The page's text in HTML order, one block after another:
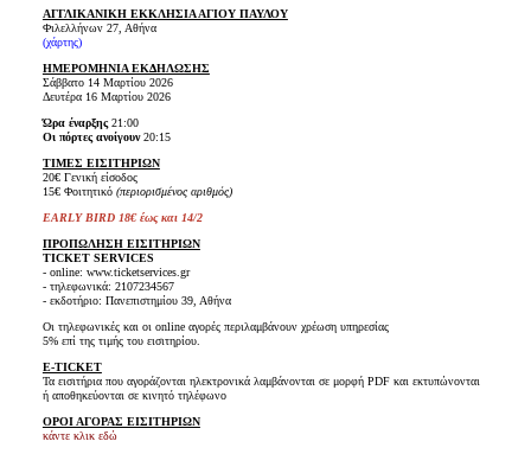
ΑΓΓΛΙΚΑΝΙΚΗ ΕΚΚΛΗΣΙΑ ΑΓΙΟΥ ΠΑΥΛΟΥ
Φιλελλήνων 27, Αθήνα
(χάρτης)
ΗΜΕΡΟΜΗΝΙΑ ΕΚΔΗΛΩΣΗΣ
Σάββατο 14 Μαρτίου 2026
Δευτέρα 16 Μαρτίου 2026
Ώρα έναρξης21:00
Οι πόρτες ανοίγουν20:15
ΤΙΜΕΣ ΕΙΣΙΤΗΡΙΩΝ
20€ Γενική είσοδος
15€ Φοιτητικό (περιορισμένος αριθμός)
EARLY BIRD 18€ έως και 14/2
ΠΡΟΠΩΛΗΣΗ ΕΙΣΙΤΗΡΙΩΝ
TICKET SERVICES
- online: www.ticketservices.gr
- τηλεφωνικά: 2107234567
- εκδοτήριο: Πανεπιστημίου 39, Αθήνα
Οι τηλεφωνικές και οι online αγορές περιλαμβάνουν χρέωση υπηρεσίας
5% επί της τιμής του εισιτηρίου.
E-TICKET
Τα εισιτήρια που αγοράζονται ηλεκτρονικά λαμβάνονται σε μορφή PDF και εκτυπώνονται
ή αποθηκεύονται σε κινητό τηλέφωνο
ΟΡΟΙ ΑΓΟΡΑΣ ΕΙΣΙΤΗΡΙΩΝ
κάντε κλικ εδώ